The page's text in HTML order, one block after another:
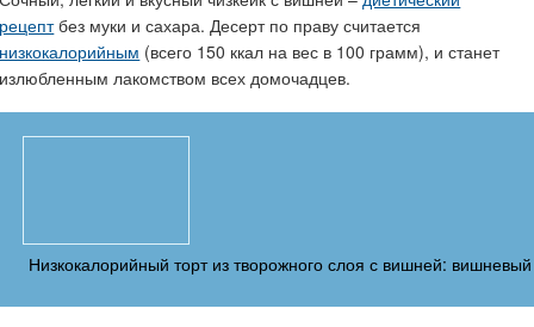
рецептбез муки и сахара. Десерт по праву считается
низкокалорийным (всего 150 ккал на вес в 100 грамм), и станет
излюбленным лакомством всех домочадцев.
Низкокалорийный торт из творожного слоя с вишней: вишневый